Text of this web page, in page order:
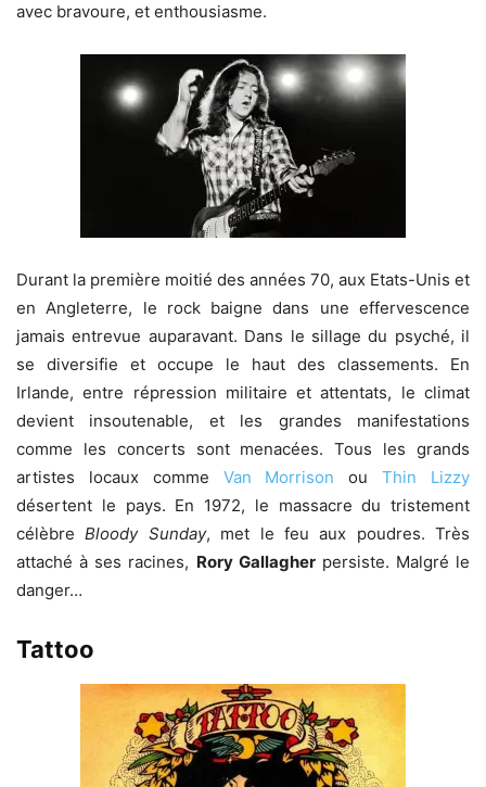
avec bravoure, et enthousiasme.
Durant la première moitié des années 70, aux Etats-Unis et
en Angleterre, le rock baigne dans une effervescence
jamais entrevue auparavant. Dans le sillage du psyché, il
se diversifie et occupe le haut des classements. En
Irlande, entre répression militaire et attentats, le climat
devient insoutenable, et les grandes manifestations
comme les concerts sont menacées. Tous les grands
artistes locaux comme Van Morrison ouThin Lizzy
désertent le pays. En 1972, le massacre du tristement
célèbreBloody Sunday, met le feu aux poudres. Très
attaché à ses racines, Rory Gallagherpersiste. Malgré le
danger…
Tattoo